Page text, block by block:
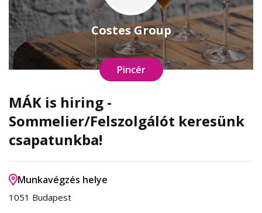
Costes Group
Pincér
MÁK is hiring -
Sommelier/Felszolgálót keresünk
csapatunkba!
Munkavégzés helye
1051 Budapest